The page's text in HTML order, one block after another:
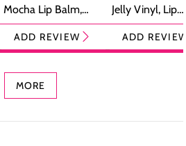
Mocha Lip Balm,
Pelembap Bibir
dengan Aroma
ADD REVIEW
Jelly Vinyl, Lip
Cream Glossy
Ringan
ADD
MORE